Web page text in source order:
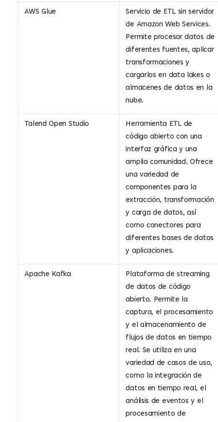
AWS Glue
Servicio de ETL sin servidor
de Amazon Web Services.
Permite procesar datos de
diferentes fuentes, aplicar
transformaciones y
cargarlos en data lakes o
almacenes de datos en la
nube.
Talend Open Studio
Herramienta ETL de
código abierto con una
interfaz gráfica y una
amplia comunidad. Ofrece
una variedad de
componentes para la
extracción, transformación
y carga de datos, así
como conectores para
diferentes bases de datos
y aplicaciones.
Apache Kafka
Plataforma de streaming
de datos de código
abierto. Permite la
captura, el procesamiento
y el almacenamiento de
flujos de datos en tiempo
real. Se utiliza en una
variedad de casos de uso,
como la integración de
datos en tiempo real, el
análisis de eventos y el
procesamiento de